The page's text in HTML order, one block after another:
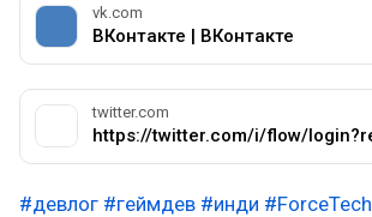
vk.com
ВКонтакте | ВКонтакте
twitter.com
#девлог #геймдев #инди #ForceTech